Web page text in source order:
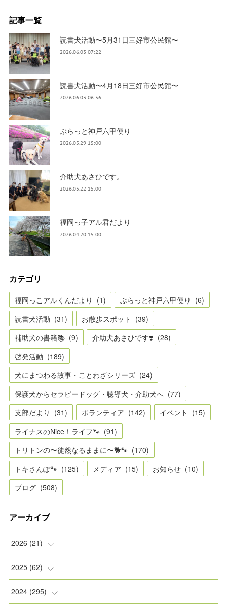
記事一覧
読書犬活動〜5月31日三好市公民館〜
2026.06.03 07:22
読書犬活動〜4月18日三好市公民館〜
2026.06.03 06:56
ぶらっと神戸六甲便り
2026.05.29 15:00
介助犬あさひです。
2026.05.22 15:00
福岡っ子アル君だより
2026.04.20 15:00
カテゴリ
福岡っこアルくんだより (1) ぶらっと神戸六甲便り (6)
読書犬活動 (31) お散歩スポット (39)
補助犬の書籍📚 (9) 介助犬あさひです❣️ (28)
啓発活動 (189)
犬にまつわる故事・ことわざシリーズ (24)
保護犬からセラピードッグ・聴導犬・介助犬へ (77)
支部だより (31) ボランティア (142) イベント (15)
ライナスのNice！ライフ🐾 (91)
トリトンの〜徒然なるままに〜🐕🐾 (170)
トキさんぽ🐾 (125) メディア (15) お知らせ (10)
ブログ (508)
アーカイブ
2026 (21)
(2)
(2)
2025 (62)
(8)
2024 (295)